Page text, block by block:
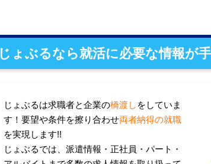
じょぶるなら就活に必要な情報が
じょぶるは求職者と企業の橋渡し をしていま
す！要望や条件を擦り合わせ両者納得の就職
を実現します!!
じょぶるでは、派遣情報・正社員・パート・